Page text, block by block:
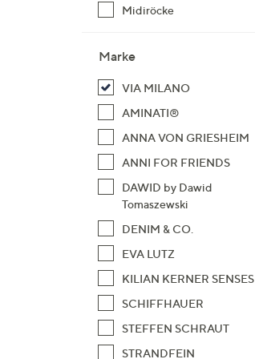
Midiröcke
Marke
VIA MILANO
AMINATI®
ANNA VON GRIESHEIM
ANNI FOR FRIENDS
DAWID by Dawid
Tomaszewski
DENIM & CO.
EVA LUTZ
KILIAN KERNER SENSES
SCHIFFHAUER
STEFFEN SCHRAUT
STRANDFEIN